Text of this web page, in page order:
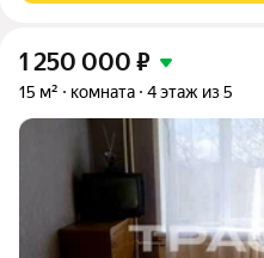
1 250 000 ₽
15 м² комната 4 этаж из 5